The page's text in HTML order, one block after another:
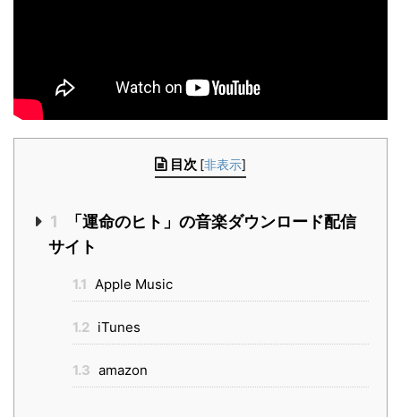
目次 [非表示]
1
「運命のヒト」の音楽ダウンロード配信
サイト
1.1 Apple Music
1.2 iTunes
1.3 amazon